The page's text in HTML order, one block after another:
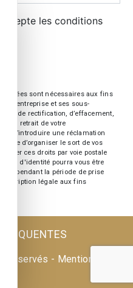
Masquer le
les conditions
sont nécessaires aux fins
à l'entreprise et ses sous-
de rectification, d’effacement,
de retrait de votre
d’introduire une réclamation
que d’organiser le sort de vos
ces droits par voie postale
d'identité pourra vous être
pendant la période de prise
légale aux fins
réservés - Mentions